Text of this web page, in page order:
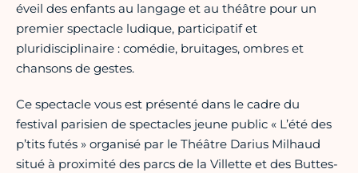
éveil des enfants au langage et au théâtre pour un
premier spectacle ludique, participatif et
pluridisciplinaire : comédie, bruitages, ombres et
chansons de gestes.
Ce spectacle vous est présenté dans le cadre du
festival parisien de spectacles jeune public « L’été des
p’tits futés » organisé par le Théâtre Darius Milhaud
situé à proximité des parcs de la Villette et des Buttes-